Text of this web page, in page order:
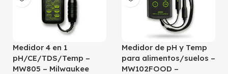
Medidor 4 en 1
pH/CE/TDS/Temp –
MW805 – Milwaukee
Medidor de pH y Temp
para alimentos/suelos –
MW102FOOD –